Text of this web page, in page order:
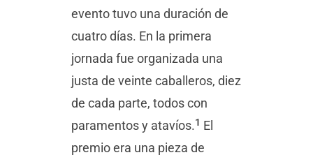
evento tuvo una duración de
cuatro días. En la primera
jornada fue organizada una
justa de veinte caballeros, diez
de cada parte, todos con
paramentos y atavíos.1 El
premio era una pieza de